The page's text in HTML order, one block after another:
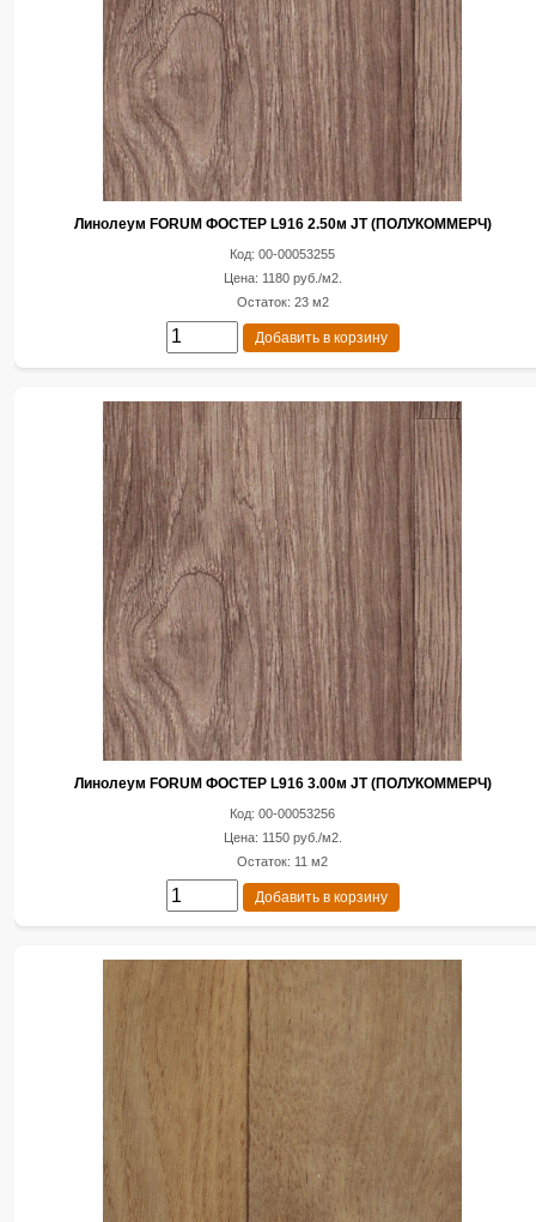
Линолеум FORUM ФОСТЕР L916 2.50м JT (ПОЛУКОММЕРЧ)
Код: 00-00053255
Цена: 1180 руб./м2.
Остаток: 23 м2
Добавить в корзину
Линолеум FORUM ФОСТЕР L916 3.00м JT (ПОЛУКОММЕРЧ)
Код: 00-00053256
Цена: 1150 руб./м2.
Остаток: 11 м2
Добавить в корзину